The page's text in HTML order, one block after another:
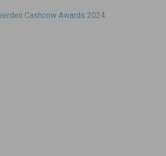
Cashcow Awards 2024